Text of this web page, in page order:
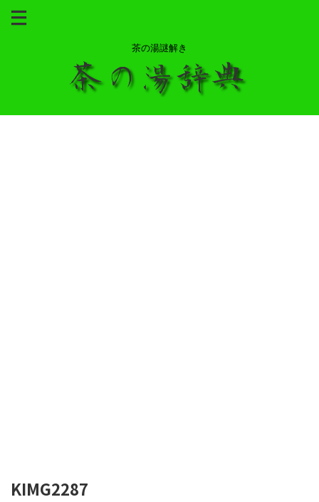
茶の湯謎解き
KIMG2287